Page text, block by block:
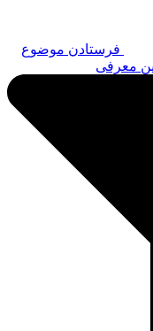
فرستادن موضوع
معرفی